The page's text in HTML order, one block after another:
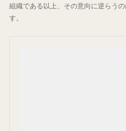
組織である以上、その意向に逆らう
す。